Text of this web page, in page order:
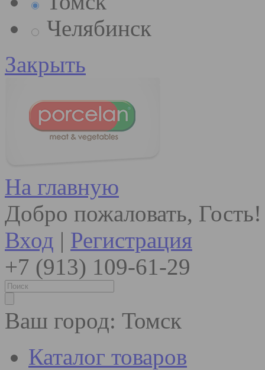
Челябинск
Закрыть
На главную
Добро пожаловать, Гость!
Вход | Регистрация
+7 (913) 109-61-29
Ваш город: Томск
Каталог товаров